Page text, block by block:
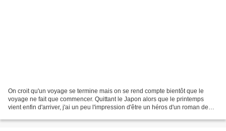
On croit qu'un voyage se termine mais on se rend compte bientôt que le
voyage ne fait que commencer. Quittant le Japon alors que le printemps
vient enfin d'arriver, j'ai un peu l'impression d'être un héros d'un roman de